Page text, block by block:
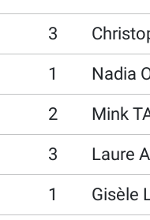
3
1 Nadia
2 Mink
3 Laure
1 Gisèle